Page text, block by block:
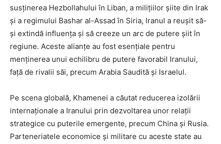
susținerea Hezbollahului în Liban, a milițiilor șiite din Irak
și a regimului Bashar al-Assad în Siria, Iranul a reușit să-
și extindă influența și să creeze un arc de putere șiit în
regiune. Aceste alianțe au fost esențiale pentru
menținerea unui echilibru de putere favorabil Iranului,
față de rivalii săi, precum Arabia Saudită și Israelul.
Pe scena globală, Khamenei a căutat reducerea izolării
internaționale a Iranului prin dezvoltarea unor relații
strategice cu puterile emergente, precum China și Rusia.
Parteneriatele economice și militare cu aceste state au